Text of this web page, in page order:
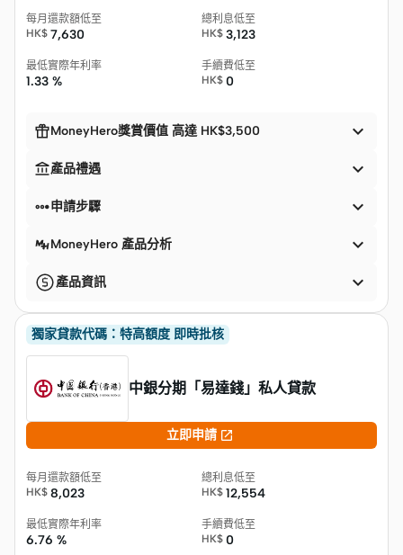
每月還款額低至
HK$ 7,630
總利息低至
HK$ 3,123
最低實際年利率
1.33 %
手續費低至
HK$ 0
MoneyHero獎賞價值 高達 HK$3,500 
產品禮遇 
申請步驟 
MoneyHero 產品分析 
產品資訊 
獨家貸款代碼：特高額度 即時批核
中銀分期「易達錢」私人貸款
立即申請 
每月還款額低至
HK$ 8,023
總利息低至
HK$ 12,554
最低實際年利率
6.76 %
手續費低至
HK$ 0